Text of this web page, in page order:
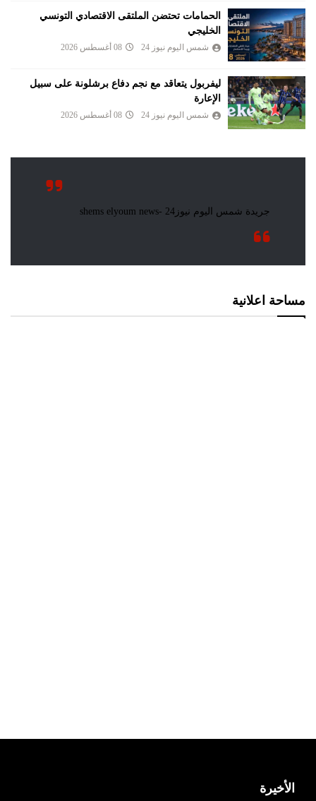
الحمامات تحتضن الملتقى الاقتصادي التونسي
الخليجي
شمس اليوم نيوز 24 08 أغسطس 2026
ليفربول يتعاقد مع نجم دفاع برشلونة على سبيل
الإعارة
شمس اليوم نيوز 24 08 أغسطس 2026
مساحة اعلانية
الأخيرة